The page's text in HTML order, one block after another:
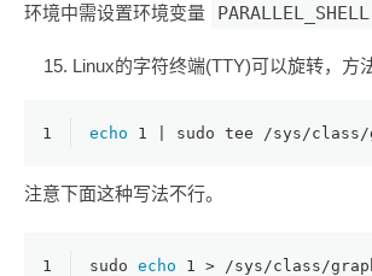
环境中需设置环境变量
PARALLEL_SHELL
Linux的字符终端(TTY)可以旋转，方
1 echo 1 | sudo tee /sys/
注意下面这种写法不行。
1 sudo echo 1 > /sys/class/